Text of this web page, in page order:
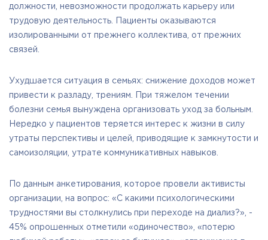
должности, невозможности продолжать карьеру или
трудовую деятельность. Пациенты оказываются
изолированными от прежнего коллектива, от прежних
связей.
Ухудшается ситуация в семьях: снижение доходов может
привести к разладу, трениям. При тяжелом течении
болезни семья вынуждена организовать уход за больным.
Нередко у пациентов теряется интерес к жизни в силу
утраты перспективы и целей, приводящие к замкнутости и
самоизоляции, утрате коммуникативных навыков.
По данным анкетирования, которое провели активисты
организации, на вопрос: «С какими психологическими
трудностями вы столкнулись при переходе на диализ?», -
45% опрошенных отметили «одиночество», «потерю